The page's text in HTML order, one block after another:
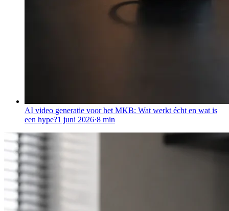
AI video generatie voor het MKB: Wat werkt écht en wat is
een hype?1 juni 2026·8 min